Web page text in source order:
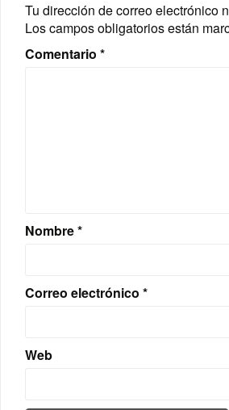
Tu dirección de correo electrónico
Los campos obligatorios están
Comentario *
Nombre*
Correo electrónico *
Web